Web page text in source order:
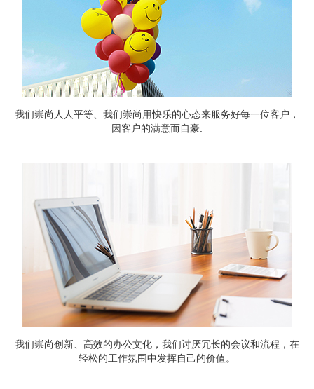
我们崇尚人人平等、我们崇尚用快乐的心态来服务好每一位客户，
因客户的满意而自豪.
我们崇尚创新、高效的办公文化，我们讨厌冗长的会议和流程，在
轻松的工作氛围中发挥自己的价值。